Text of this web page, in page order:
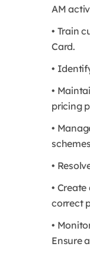
AM
• Train
Card.
•
•
pricing
•
•
•
correct
•
Ensure